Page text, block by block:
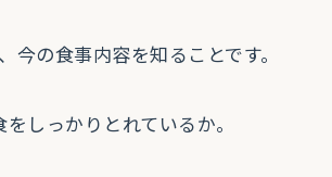
今の食事内容を知ることです。
しっかりとれているか。